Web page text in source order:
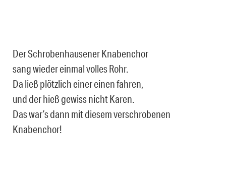
Der Schrobenhausener Knabenchor
sang wieder einmal volles Rohr.
Da ließ plötzlich einer einen fahren,
und der hieß gewiss nicht Karen.
Das war’s dann mit diesem verschrobenen
Knabenchor!